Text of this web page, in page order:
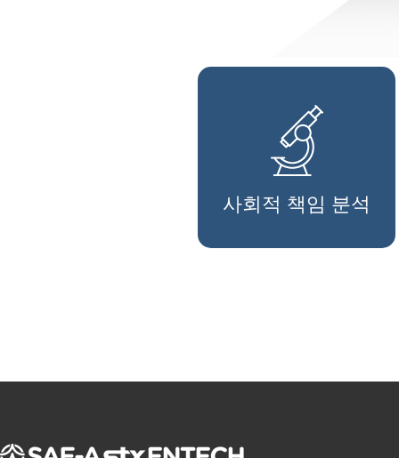
사회적 책임 분석